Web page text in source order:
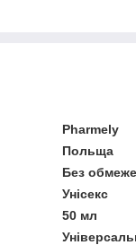
Pharmely
Польща
Без
Унісекс
50 мл